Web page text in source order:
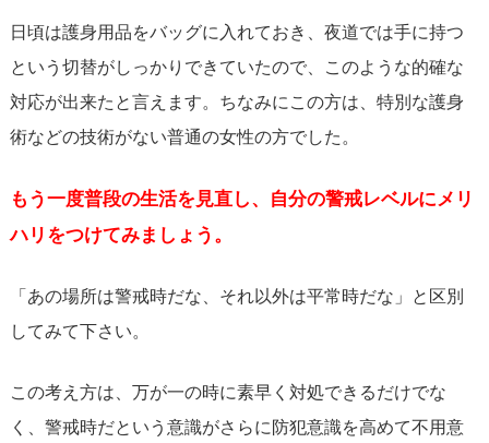
日頃は護身用品をバッグに入れておき、夜道では手に持つ
という切替がしっかりできていたので、このような的確な
対応が出来たと言えます。ちなみにこの方は、特別な護身
術などの技術がない普通の女性の方でした。
もう一度普段の生活を見直し、自分の警戒レベルにメリ
ハリをつけてみましょう。
「あの場所は警戒時だな、それ以外は平常時だな」と区別
してみて下さい。
この考え方は、万が一の時に素早く対処できるだけでな
く、警戒時だという意識がさらに防犯意識を高めて不用意